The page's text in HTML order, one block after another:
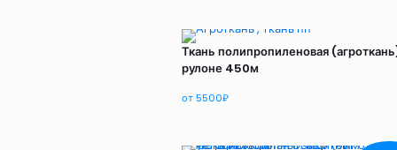
Ткань полипропиленовая
рулоне 450м
от5500₽